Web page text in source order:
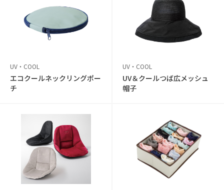
UV・COOL
エコクールネックリングポー
チ
UV・COOL
UV＆クールつば広メッシュ
帽子